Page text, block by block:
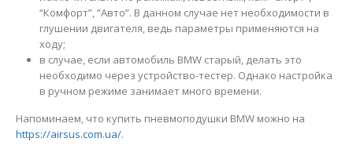
“Комфорт”, “Авто”. В данном случае нет необходимости в
глушении двигателя, ведь параметры применяются на
ходу;
в случае, если автомобиль BMW старый, делать это
необходимо через устройство-тестер. Однако настройка
в ручном режиме занимает много времени.
Напоминаем, что купить пневмоподушки BMW можно на
https://airsus.com.ua/.